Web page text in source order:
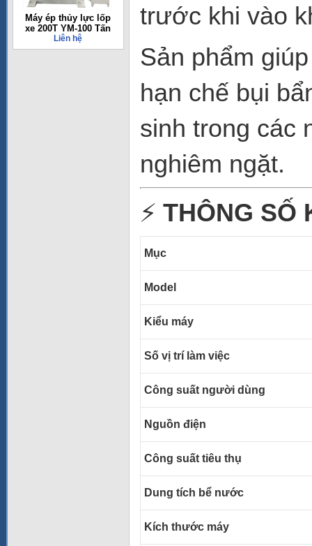
Máy ép thủy lực lốp
xe 200T YM-100 Tấn
Liên hệ
trước khi vào
Sản phẩm
hạn chế bụi
sinh trong các
nghiêm ngặt.
⚡ THÔNG SỐ
Mục
Model
Kiểu máy
Số vị trí làm việc
Công suất người dùng
Nguồn điện
Công suất tiêu thụ
Dung tích bể nước
Kích thước máy